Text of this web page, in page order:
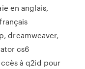
en anglais,
dreamweaver,
cs6
à q2id pour